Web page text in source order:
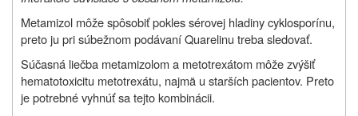
Metamizol môže spôsobiť pokles sérovej hladiny cyklosporínu,
preto ju pri súbežnom podávaní Quarelinu treba sledovať.
Súčasná liečba metamizolom a metotrexátom môže zvýšiť
hematotoxicitu metotrexátu, najmä u starších pacientov. Preto
je potrebné vyhnúť sa tejto kombinácii.